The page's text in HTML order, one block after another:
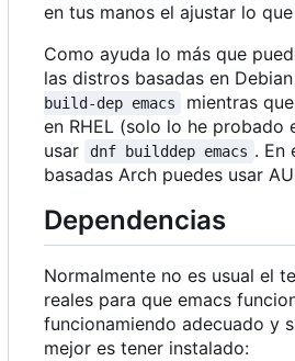
en tus manos el ajustar lo
Como ayuda lo más que
las distros basadas en
build-dep emacs
mientras
en RHEL (solo lo he probado
usar
dnf builddep emacs . En
basadas Arch puedes usar
Dependencias
Normalmente no es usual el
reales para que emacs
funcionamiendo adecuado y
mejor es tener instalado: